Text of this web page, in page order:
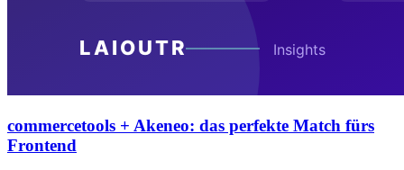
commercetools + Akeneo: das perfekte Match fürs
Frontend